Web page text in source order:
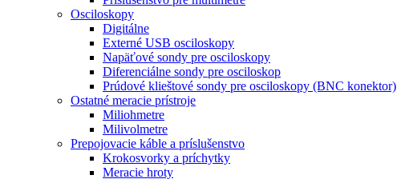
Osciloskopy
Digitálne
Externé USB osciloskopy
Napäťové sondy pre osciloskopy
Diferenciálne sondy pre osciloskop
Prúdové klieštové sondy pre osciloskopy (BNC konektor)
Ostatné meracie prístroje
Miliohmetre
Milivolmetre
Prepojovacie káble a príslušenstvo
Krokosvorky a príchytky
Meracie hroty